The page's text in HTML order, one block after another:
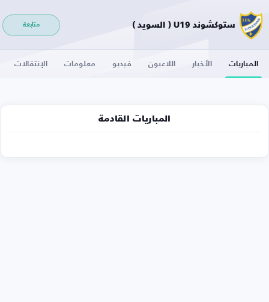
ستوكشوند U19 ( السويد ) متابعة
المباريات الأخبار اللاعبون فيديو معلومات الإنتقالات
المباريات القادمة